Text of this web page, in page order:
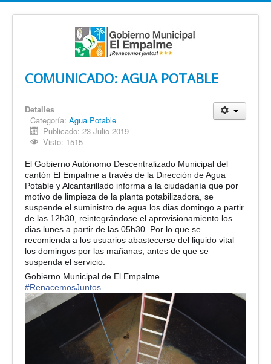
COMUNICADO: AGUA POTABLE
Detalles
Categoría: Agua Potable
Publicado: 23 Julio 2019
Visto: 1515
El Gobierno Autónomo Descentralizado Municipal del
cantón El Empalme a través de la Dirección de Agua
Potable y Alcantarillado informa a la ciudadanía que por
motivo de limpieza de la planta potabilizadora, se
suspende el suministro de agua los dias domingo a partir
de las 12h30, reintegrándose el aprovisionamiento los
dias lunes a partir de las 05h30. Por lo que se
recomienda a los usuarios abastecerse del liquido vital
los domingos por las mañanas, antes de que se
suspenda el servicio.
Gobierno Municipal de El Empalme
#RenacemosJuntos